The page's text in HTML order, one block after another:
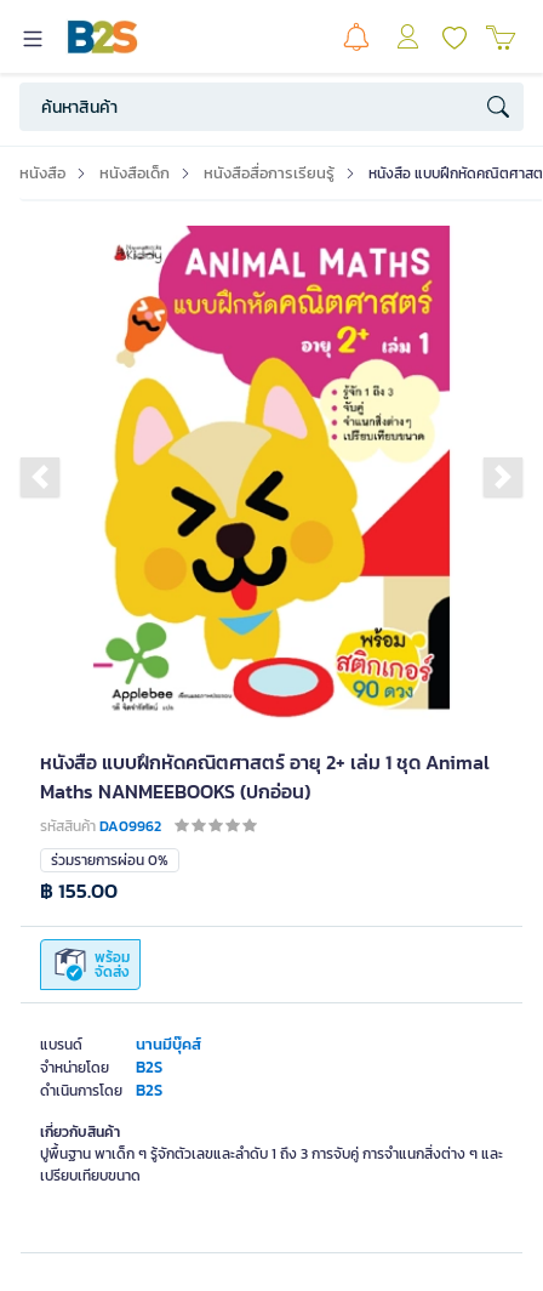
หนังสือ หนังสือเด็ก หนังสือสื่อการเรียนรู้ หนังสือ แบบฝึกหัดคณิตศาสตร์
Previous slide
หนังสือ แบบฝึกหัดคณิตศาสตร์ อายุ 2+ เล่ม 1 ชุด Animal
Maths NANMEEBOOKS (ปกอ่อน)
รหัสสินค้าDA09962
แบรนด์ นานมีบุ๊คส์
จำหน่ายโดย B2S
ดำเนินการโดย B2S
ร่วมรายการผ่อน 0%
พร้อม
จัดส่ง
฿ 155.00
เกี่ยวกับสินค้า
ปูพื้นฐาน พาเด็ก ๆ รู้จักตัวเลขและลำดับ 1 ถึง 3 การจับคู่ การจำแนกสิ่งต่าง ๆ และ
เปรียบเทียบขนาด